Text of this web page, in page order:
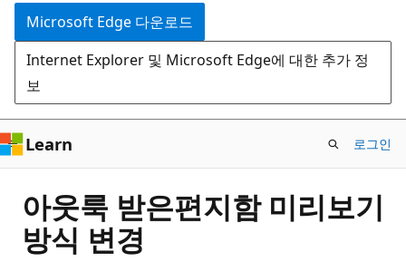
건
너
뛰
기
Microsoft Edge 다운로드
Internet Explorer 및 Microsoft Edge에 대한 추가 정
보
Learn 로그인
아웃룩 받은편지함 미리보기
방식 변경